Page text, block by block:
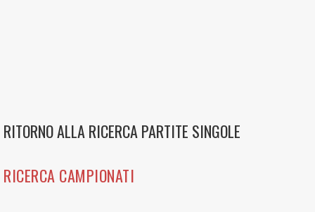
RITORNO ALLA RICERCA PARTITE SINGOLE
RICERCA CAMPIONATI